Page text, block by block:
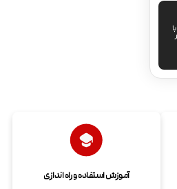
آموزش استفاده و راه اندازی